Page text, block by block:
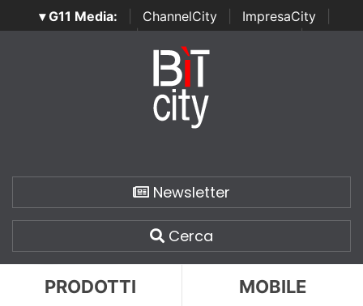
▾ G11 Media: ChannelCity ImpresaCity
SecurityOpenLab | Italian Channel Awards | Italian
Italian Security Awards
Newsletter
Cerca
PRODOTTI MOBILE